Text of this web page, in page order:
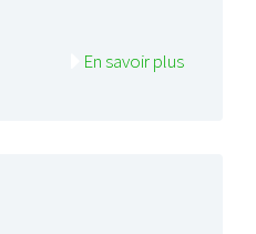
En savoir plus